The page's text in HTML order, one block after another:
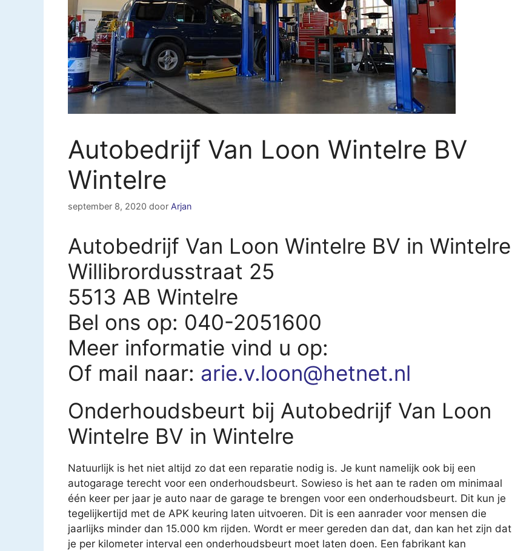
Autobedrijf Van Loon Wintelre BV
Wintelre
september 8, 2020 door Arjan
Autobedrijf Van Loon Wintelre BV in Wintelre
Willibrordusstraat 25
5513 AB Wintelre
Bel ons op: 040-2051600
Meer informatie vind u op:
Of mail naar: arie.v.loon@hetnet.nl
Onderhoudsbeurt bij Autobedrijf Van Loon
Wintelre BV in Wintelre
Natuurlijk is het niet altijd zo dat een reparatie nodig is. Je kunt namelijk ook bij een
autogarage terecht voor een onderhoudsbeurt. Sowieso is het aan te raden om minimaal
één keer per jaar je auto naar de garage te brengen voor een onderhoudsbeurt. Dit kun je
tegelijkertijd met de APK keuring laten uitvoeren. Dit is een aanrader voor mensen die
jaarlijks minder dan 15.000 km rijden. Wordt er meer gereden dan dat, dan kan het zijn dat
je per kilometer interval een onderhoudsbeurt moet laten doen. Een fabrikant kan